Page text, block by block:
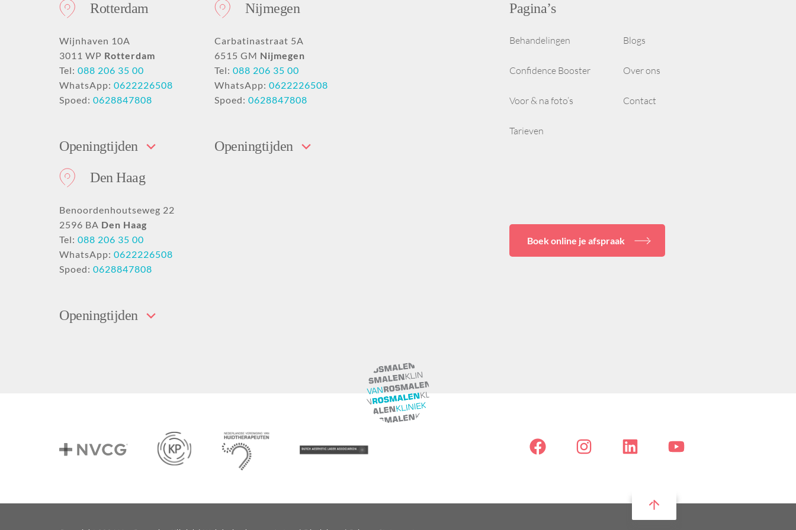
Rotterdam
Wijnhaven 10A
3011 WP Rotterdam
Tel: 088 206 35 00
WhatsApp: 0622226508
Spoed: 0628847808
Openingtijden
Nijmegen
Carbatinastraat 5A
6515 GM Nijmegen
Tel: 088 206 35 00
WhatsApp: 0622226508
Spoed: 0628847808
Openingtijden
Den Haag
Benoordenhoutseweg 22
2596 BA Den Haag
Tel: 088 206 35 00
WhatsApp: 0622226508
Spoed: 0628847808
Openingtijden
Pagina’s
Behandelingen Blogs
Confidence Booster Over ons
Voor & na foto’s Contact
Tarieven
Boek online je afspraak